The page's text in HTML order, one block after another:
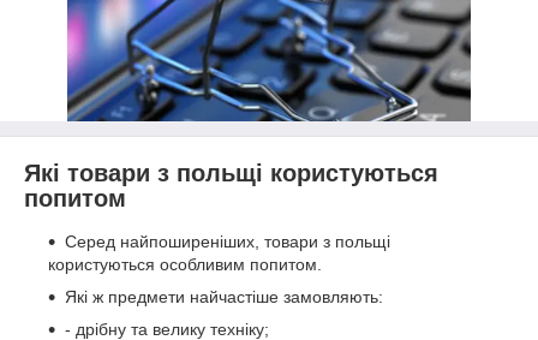
Які товари з польщі користуються
попитом
Серед найпоширеніших, товари з польщі
користуються особливим попитом.
Які ж предмети найчастіше замовляють:
- дрібну та велику техніку;